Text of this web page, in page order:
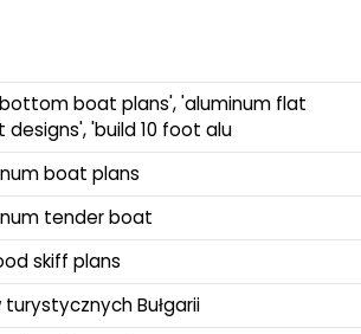
boat plans', 'aluminum flat
'build 10 foot alu
boat plans
tender boat
skiff plans
Bułgarii